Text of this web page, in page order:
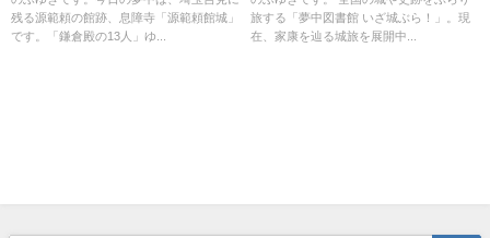
残る源範頼の館跡、息障寺「源範頼館城」
です。「鎌倉殿の13人」ゆ...
旅する「夢中図書館 いざ城ぶら！」。現
在、家康を辿る城旅を展開中...